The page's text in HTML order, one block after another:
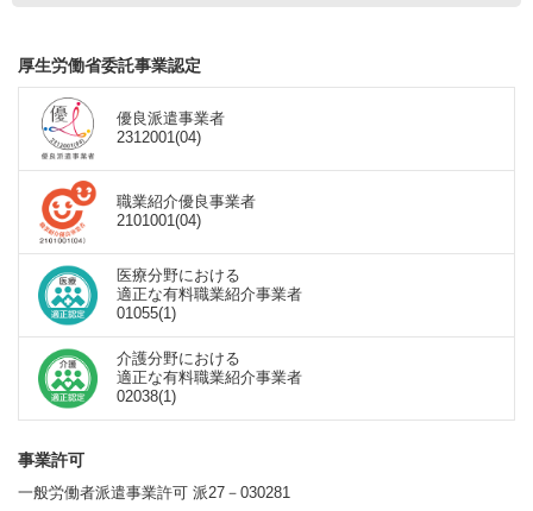
厚生労働省委託事業認定
優良派遣事業者
2312001(04)
職業紹介優良事業者
2101001(04)
医療分野における
適正な有料職業紹介事業者
01055(1)
介護分野における
適正な有料職業紹介事業者
02038(1)
事業許可
一般労働者派遣事業許可 派27－030281